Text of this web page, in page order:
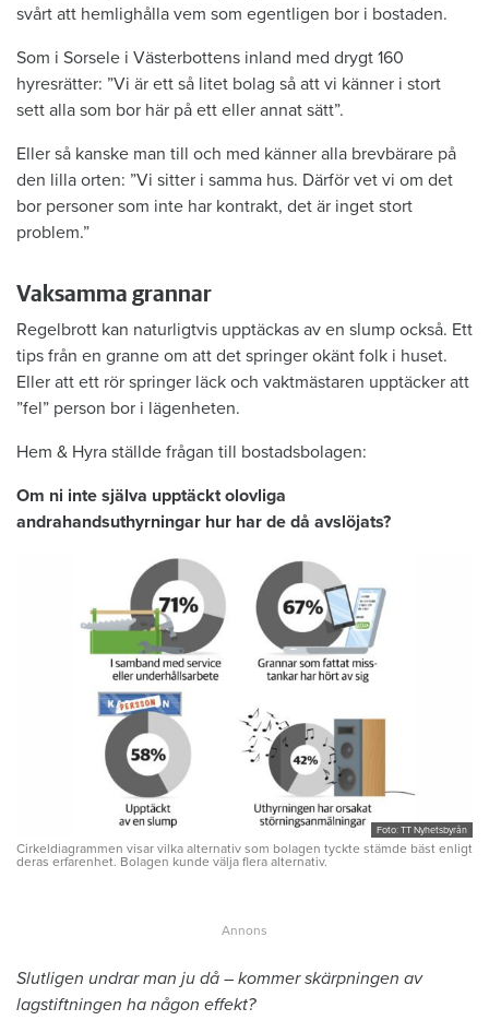
svårt att hemlighålla vem som egentligen bor i bostaden.
Som i Sorsele i Västerbottens inland med drygt 160
hyresrätter: ”Vi är ett så litet bolag så att vi känner i stort
sett alla som bor här på ett eller annat sätt”.
Eller så kanske man till och med känner alla brevbärare på
den lilla orten: ”Vi sitter i samma hus. Därför vet vi om det
bor personer som inte har kontrakt, det är inget stort
problem.”
Vaksamma grannar
Regelbrott kan naturligtvis upptäckas av en slump också. Ett
tips från en granne om att det springer okänt folk i huset.
Eller att ett rör springer läck och vaktmästaren upptäcker att
”fel” person bor i lägenheten.
Hem & Hyra ställde frågan till bostadsbolagen:
Om ni inte själva upptäckt olovliga
andrahandsuthyrningar hur har de då avslöjats?
Foto: TT Nyhetsbyrån
Cirkeldiagrammen visar vilka alternativ som bolagen tyckte stämde bäst enligt
deras erfarenhet. Bolagen kunde välja flera alternativ.
Slutligen undrar man ju då – kommer skärpningen av
lagstiftningen ha någon effekt?